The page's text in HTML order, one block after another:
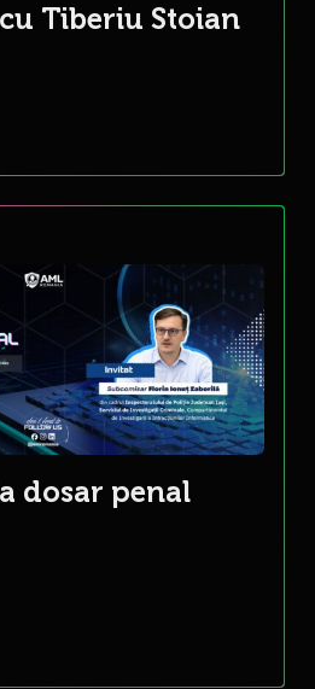
Tiberiu Stoian
dosar penal